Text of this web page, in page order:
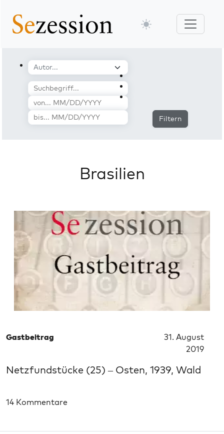
Filtern
Brasilien
Gastbeitrag
31. August
2019
Netzfundstücke (25) – Osten, 1939, Wald
14 Kommentare